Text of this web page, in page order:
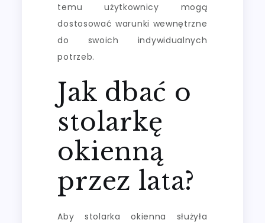
temu użytkownicy mogą
dostosować warunki wewnętrzne
do swoich indywidualnych
potrzeb.
Jak dbać o
stolarkę
okienną
przez lata?
Aby stolarka okienna służyła